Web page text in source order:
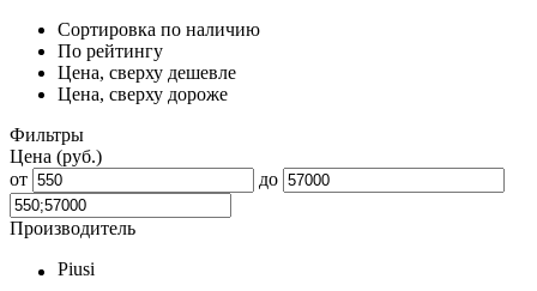
Сортировка по наличию
По рейтингу
Цена, сверху дешевле
Цена, сверху дороже
Фильтры
Цена (руб.)
от
до
Производитель
Piusi